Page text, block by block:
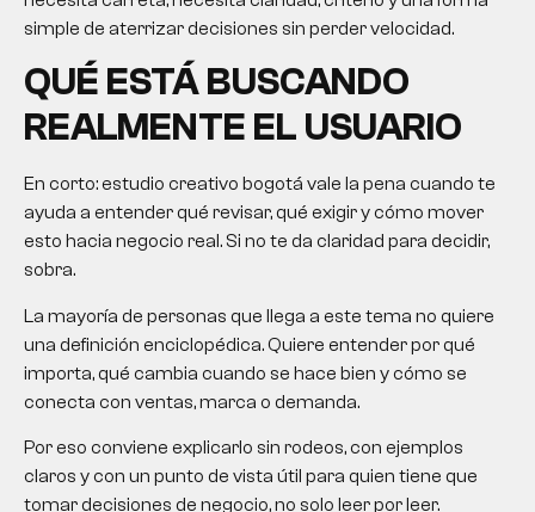
simple de aterrizar decisiones sin perder velocidad.
QUÉ ESTÁ BUSCANDO
REALMENTE EL USUARIO
En corto: estudio creativo bogotá vale la pena cuando te
ayuda a entender qué revisar, qué exigir y cómo mover
esto hacia negocio real. Si no te da claridad para decidir,
sobra.
La mayoría de personas que llega a este tema no quiere
una definición enciclopédica. Quiere entender por qué
importa, qué cambia cuando se hace bien y cómo se
conecta con ventas, marca o demanda.
Por eso conviene explicarlo sin rodeos, con ejemplos
claros y con un punto de vista útil para quien tiene que
tomar decisiones de negocio, no solo leer por leer.